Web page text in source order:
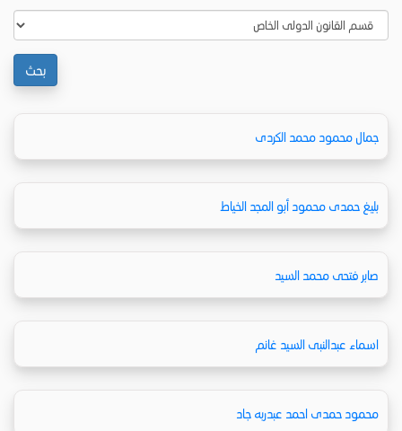
جمال محمود محمد الكردى
بليغ حمدى محمود أبو المجد الخياط
صابر فتحى محمد السيد
اسماء عبدالنبى السيد غانم
محمود حمدى احمد عبدربه جاد